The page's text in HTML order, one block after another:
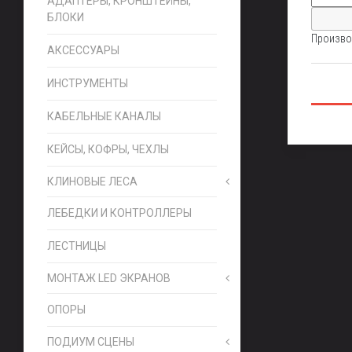
БЛОКИ
АКСЕССУАРЫ
ИНСТРУМЕНТЫ
КАБЕЛЬНЫЕ КАНАЛЫ
КЕЙСЫ, КОФРЫ, ЧЕХЛЫ
КЛИНОВЫЕ ЛЕСА
ЛЕБЕДКИ И КОНТРОЛЛЕРЫ
ЛЕСТНИЦЫ
МОНТАЖ LED ЭКРАНОВ
ОПОРЫ
ПОДИУМ СЦЕНЫ